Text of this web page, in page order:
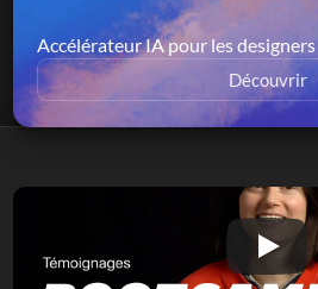
Accélérateur IA pour les designers
Découvrir